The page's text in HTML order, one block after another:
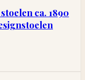
ca. 1890